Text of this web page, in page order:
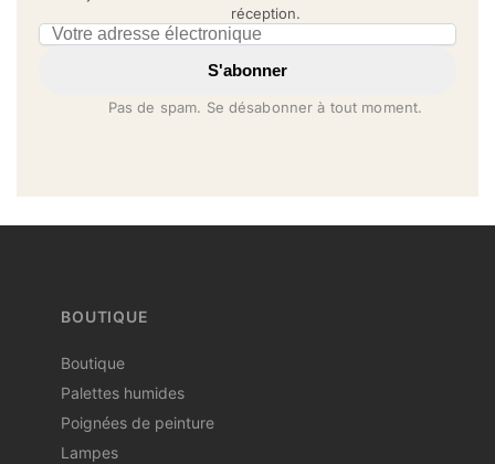
réception.
Email address
S'abonner
Pas de spam. Se désabonner à tout moment.
BOUTIQUE
Boutique
Palettes humides
Poignées de peinture
Lampes